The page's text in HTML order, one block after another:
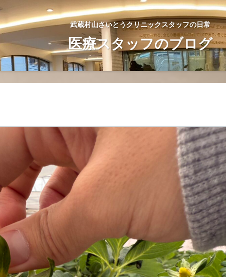
武蔵村山さいとうクリニックスタッフの日常
医療スタッフのブログ